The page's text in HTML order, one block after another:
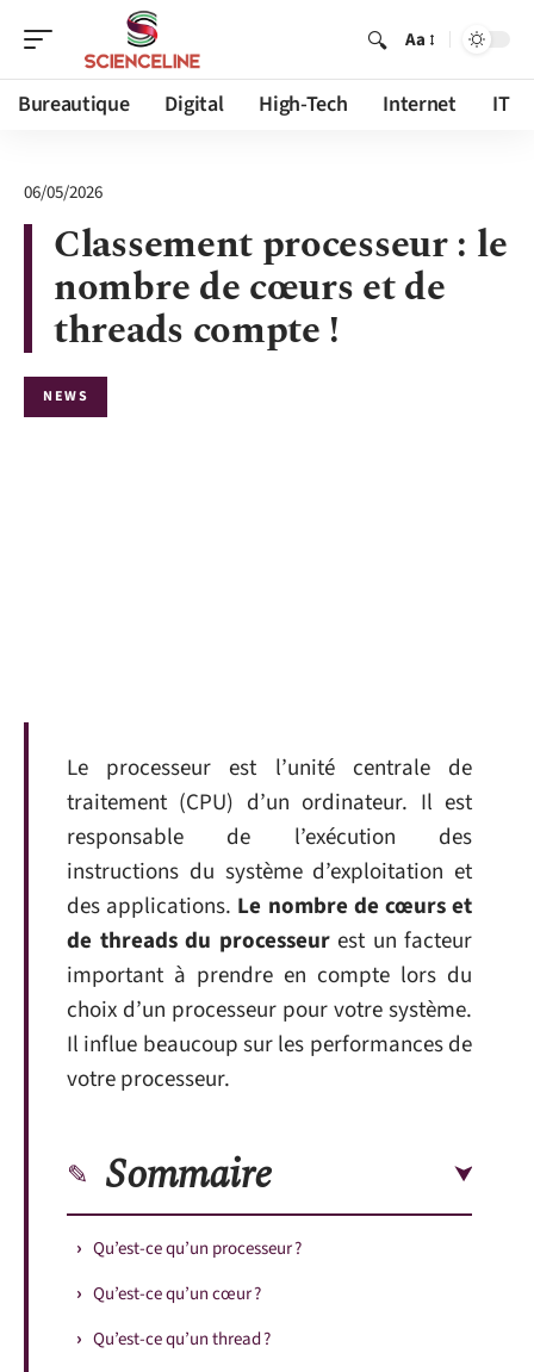
Aa
Bureautique Digital High-Tech Internet IT
06/05/2026
Classement processeur : le
nombre de cœurs et de
threads compte !
NEWS
Le processeur est l’unité centrale de
traitement (CPU) d’un ordinateur. Il est
responsable de l’exécution des
instructions du système d’exploitation et
des applications. Le nombre de cœurs et
de threads du processeurest un facteur
important à prendre en compte lors du
choix d’un processeur pour votre système.
Il influe beaucoup sur les performances de
votre processeur.
Sommaire
Qu’est-ce qu’un processeur ?
Qu’est-ce qu’un cœur ?
Qu’est-ce qu’un thread ?